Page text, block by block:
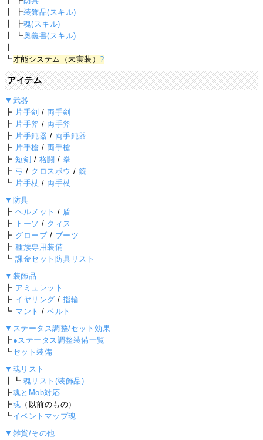
┃ ┣装飾品(スキル)
┃ ┣魂(スキル)
┃ ┗奥義書(スキル)
┗才能システム（未実装）?
アイテム
▼武器
┣ 片手剣 / 両手剣
┣ 片手斧 / 両手斧
┣ 片手鈍器 / 両手鈍器
┣ 片手槍 / 両手槍
┣短剣 / 格闘 /拳
┣ 弓 / クロスボウ /銃
┗ 片手杖 / 両手杖
▼防具
┣ヘルメット / 盾
┣ トーソ / クィス
┣ グローブ / ブーツ
┣種族専用装備
┗課金セット防具リスト
▼装飾品
┣ アミュレット
┣ イヤリング /指輪
┗ マント /ベルト
▼ステータス調整/セット効果
┣●ステータス調整装備一覧
┗セット装備
▼魂リスト
┃┗ 魂リスト(装飾品)
┣魂とMob対応
┣魂 （以前のもの）
┗イベントマップ魂
▼雑貨/その他